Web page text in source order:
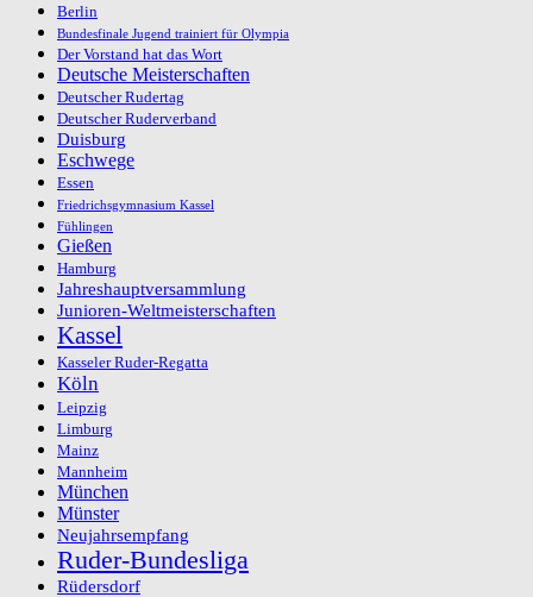
Berlin
Bundesfinale Jugend trainiert für Olympia
Der Vorstand hat das Wort
Deutsche Meisterschaften
Deutscher Rudertag
Deutscher Ruderverband
Duisburg
Eschwege
Essen
Friedrichsgymnasium Kassel
Fühlingen
Gießen
Hamburg
Jahreshauptversammlung
Junioren-Weltmeisterschaften
Kassel
Kasseler Ruder-Regatta
Köln
Leipzig
Limburg
Mainz
Mannheim
München
Münster
Neujahrsempfang
Ruder-Bundesliga
Rüdersdorf